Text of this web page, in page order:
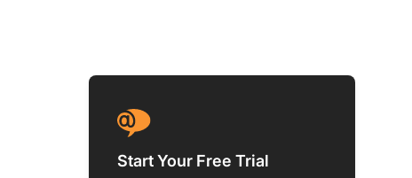
Start Your Free Trial